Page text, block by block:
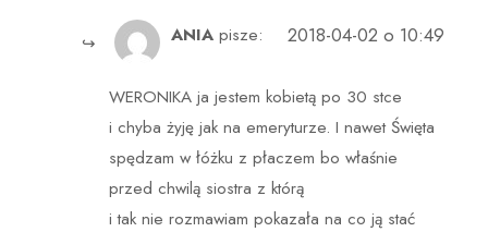
ANIA pisze: 2018-04-02 o 10:49
WERONIKA ja jestem kobietą po 30 stce
i chyba żyję jak na emeryturze. I nawet Święta
spędzam w łóżku z płaczem bo właśnie
przed chwilą siostra z którą
i tak nie rozmawiam pokazała na co ją stać